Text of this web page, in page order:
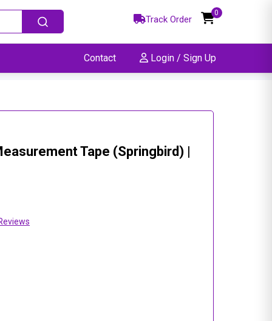
Track Order
0
Contact Login / Sign Up
Tape (Springbird) |